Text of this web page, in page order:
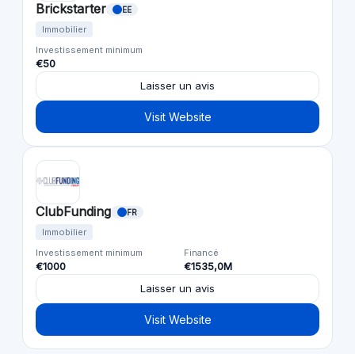
Brickstarter EE
Immobilier
Investissement minimum
€50
Laisser un avis
Visit Website
ClubFunding FR
Immobilier
Investissement minimum
€1000
Financé
€1535,0M
Laisser un avis
Visit Website